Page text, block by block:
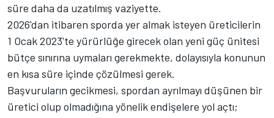
süre daha da uzatılmış vaziyette.
2026'dan itibaren sporda yer almak isteyen üreticilerin
1 Ocak 2023'te yürürlüğe girecek olan yeni güç ünitesi
bütçe sınırına uymaları gerekmekte, dolayısıyla konunun
en kısa süre içinde çözülmesi gerek.
Başvuruların gecikmesi, spordan ayrılmayı düşünen bir
üretici olup olmadığına yönelik endişelere yol açtı;